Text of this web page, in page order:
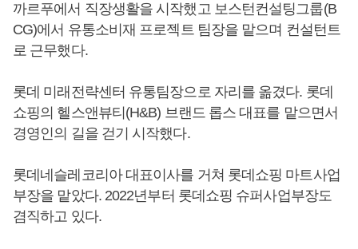
까르푸에서 직장생활을 시작했고 보스턴컨설팅그룹(B
CG)에서 유통소비재 프로젝트 팀장을 맡으며 컨설턴트
로 근무했다.
롯데 미래전략센터 유통팀장으로 자리를 옮겼다. 롯데
쇼핑의 헬스앤뷰티(H&B) 브랜드 롭스 대표를 맡으면서
경영인의 길을 걷기 시작했다.
롯데네슬레코리아 대표이사를 거쳐 롯데쇼핑 마트사업
부장을 맡았다. 2022년부터 롯데쇼핑 슈퍼사업부장도
겸직하고 있다.